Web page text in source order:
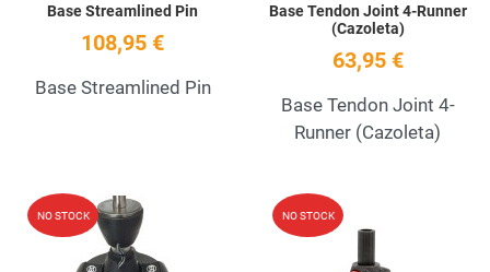
Base Streamlined Pin
108,95 €
Base Streamlined Pin
Base Tendon Joint 4-Runner
(Cazoleta)
63,95 €
Base Tendon Joint 4-
Runner (Cazoleta)
NO STOCK Add to Wishlist
NO STOCK